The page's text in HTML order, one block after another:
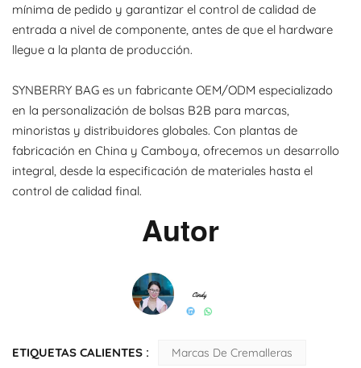
mínima de pedido y garantizar el control de calidad de
entrada a nivel de componente, antes de que el hardware
llegue a la planta de producción.
SYNBERRY BAG es un fabricante OEM/ODM especializado
en la personalización de bolsas B2B para marcas,
minoristas y distribuidores globales. Con plantas de
fabricación en China y Camboya, ofrecemos un desarrollo
integral, desde la especificación de materiales hasta el
control de calidad final.
Autor
ETIQUETAS CALIENTES :
Marcas De Cremalleras